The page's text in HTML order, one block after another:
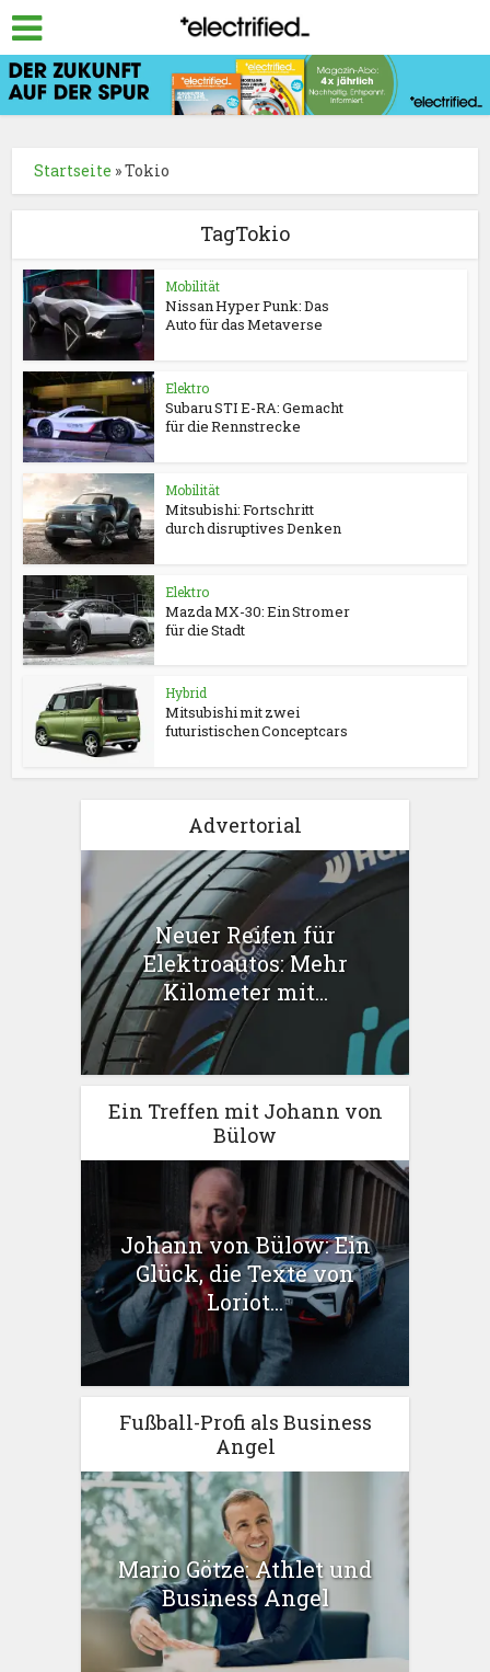
Startseite »Tokio
TagTokio
Mobilität
Nissan Hyper Punk: Das
Auto für das Metaverse
Elektro
Subaru STI E-RA: Gemacht
für die Rennstrecke
Mobilität
Mitsubishi: Fortschritt
durch disruptives Denken
Elektro
Mazda MX-30: Ein Stromer
für die Stadt
Hybrid
Mitsubishi mit zwei
futuristischen Conceptcars
Advertorial
Neuer Reifen für
Elektroautos: Mehr
Kilometer mit...
Ein Treffen mit Johann von
Bülow
Johann von Bülow: Ein
Glück, die Texte von
Loriot...
Fußball-Profi als Business
Angel
Mario Götze: Athlet und
Business Angel